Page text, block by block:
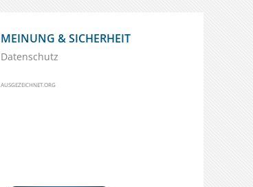
MEINUNG & SICHERHEIT
Datenschutz
AUSGEZEICHNET.ORG